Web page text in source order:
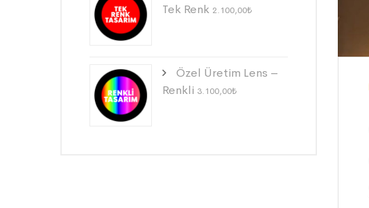
Tek Renk 2.100,00₺
Özel Üretim Lens –
Renkli 3.100,00₺